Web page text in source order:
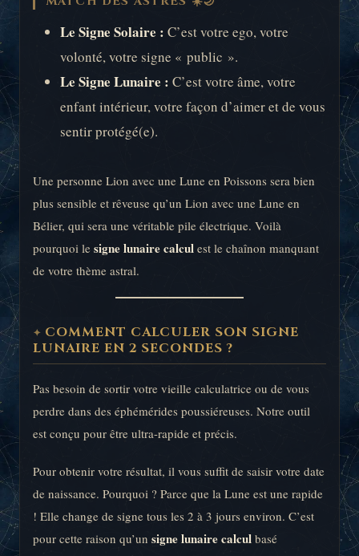
Le Signe Solaire : C’est votre ego, votre
volonté, votre signe « public ».
Le Signe Lunaire : C’est votre âme, votre
enfant intérieur, votre façon d’aimer et de vous
sentir protégé(e).
Une personne Lion avec une Lune en Poissons sera bien
plus sensible et rêveuse qu’un Lion avec une Lune en
Bélier, qui sera une véritable pile électrique. Voilà
pourquoi le signe lunaire calcul est le chaînon manquant
de votre thème astral.
COMMENT CALCULER SON SIGNE
LUNAIRE EN 2 SECONDES ?
Pas besoin de sortir votre vieille calculatrice ou de vous
perdre dans des éphémérides poussiéreuses. Notre outil
est conçu pour être ultra-rapide et précis.
Pour obtenir votre résultat, il vous suffit de saisir votre date
de naissance. Pourquoi ? Parce que la Lune est une rapide
! Elle change de signe tous les 2 à 3 jours environ. C’est
pour cette raison qu’un signe lunaire calcul basé